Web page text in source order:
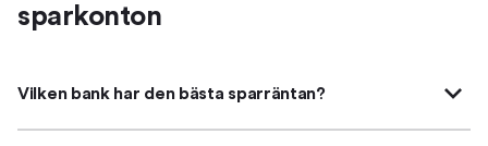
sparkonton
Vilken bank har den bästa sparräntan?